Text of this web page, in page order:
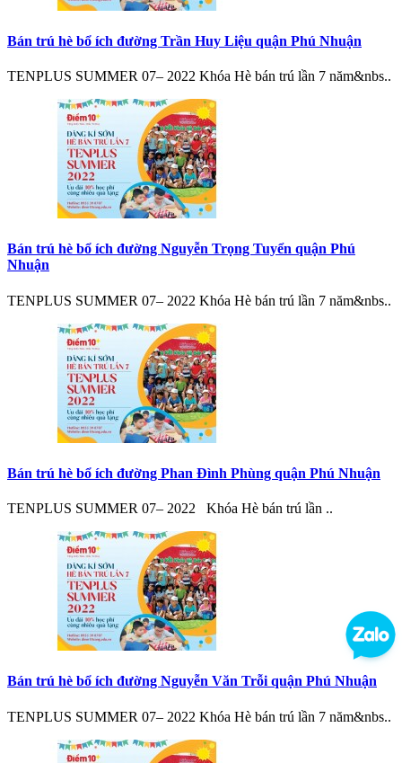
Bán trú hè bổ ích đường Trần Huy Liệu quận Phú Nhuận
TENPLUS SUMMER 07– 2022 Khóa Hè bán trú lần 7 năm&nbs..
Bán trú hè bổ ích đường Nguyễn Trọng Tuyển quận Phú
Nhuận
TENPLUS SUMMER 07– 2022 Khóa Hè bán trú lần 7 năm&nbs..
Bán trú hè bổ ích đường Phan Đình Phùng quận Phú Nhuận
TENPLUS SUMMER 07– 2022 Khóa Hè bán trú lần ..
Bán trú hè bổ ích đường Nguyễn Văn Trỗi quận Phú Nhuận
TENPLUS SUMMER 07– 2022 Khóa Hè bán trú lần 7 năm&nbs..